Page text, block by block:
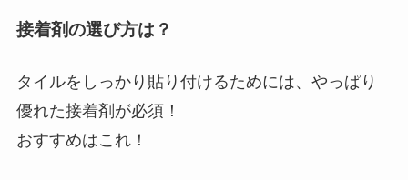
接着剤の選び方は？
タイルをしっかり貼り付けるためには、やっぱり
優れた接着剤が必須！
おすすめはこれ！